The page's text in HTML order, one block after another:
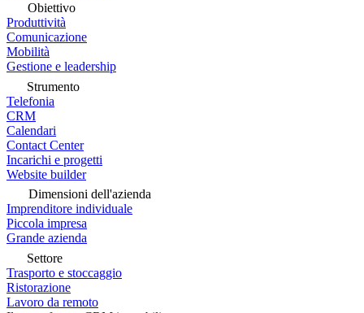
Obiettivo
Produttività
Comunicazione
Mobilità
Gestione e leadership
Strumento
Telefonia
CRM
Calendari
Contact Center
Incarichi e progetti
Website builder
Dimensioni dell'azienda
Imprenditore individuale
Piccola impresa
Grande azienda
Settore
Trasporto e stoccaggio
Ristorazione
Lavoro da remoto